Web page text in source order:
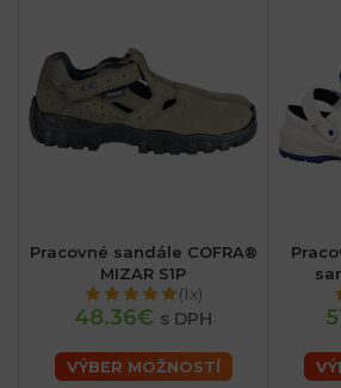
Pracovné sandále COFRA®
MIZAR S1P
(1x)
48.36€ s DPH
VÝBER MOŽNOSTÍ